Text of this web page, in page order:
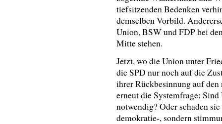
tiefsitzenden Bedenken
demselben Vorbild.
Union, BSW und FDP bei
Mitte stehen.
Jetzt, wo die Union unter
die SPD nur noch auf die
ihrer Rückbesinnung auf
erneut die Systemfrage:
notwendig? Oder schaden sie
demokratie-, sondern